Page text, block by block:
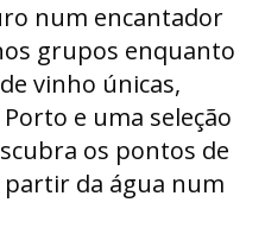
num encantador
grupos enquanto
vinho únicas,
e uma seleção
os pontos de
da água num